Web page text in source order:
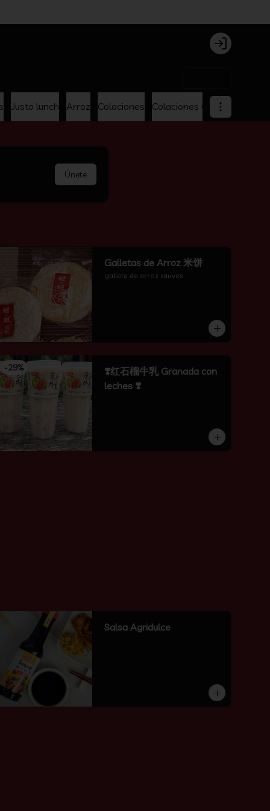
Login
Justo lunch Arroz Colaciones Colaciones Oferta
Únete
Galletas de Arroz 米饼
galleta de arroz sauves
-29%
❣️红石榴牛乳 Granada con
leches ❣️
Salsa Agridulce